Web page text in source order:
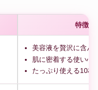
特徴
美容液を贅沢に含ん
肌に密着する使い心
たっぷり使える10枚